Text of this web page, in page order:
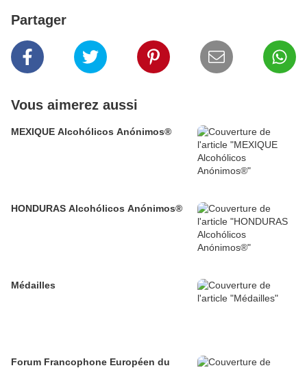
Partager
Vous aimerez aussi
MEXIQUE Alcohólicos Anónimos®
HONDURAS Alcohólicos Anónimos®
Médailles
Forum Francophone Européen du